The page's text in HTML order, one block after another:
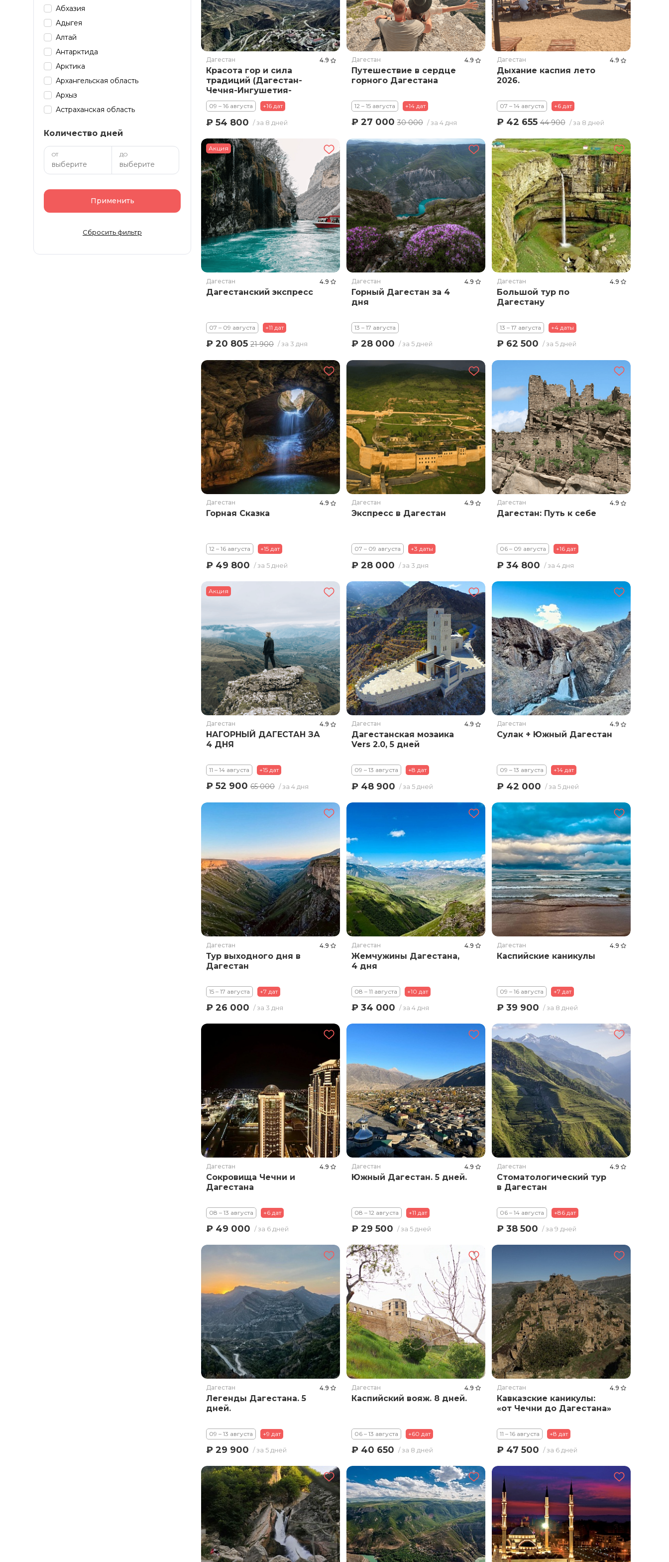
Абхазия
Адыгея
Алтай
Антарктида
Арктика
Архангельская область
Архыз
Астраханская область
Башкирия
Бурятия
Дагестан
Забайкалье
Зарубеж
Иркутская область
Количество дней
ОТ ДО
Применить
Сбросить фильтр
Дагестан 4.9
Красота гор и сила
традиций (Дагестан-
Чечня-Ингушетия-
Осетия) заезды по
воскресеньям
09 – 16 августа +16 дат
₽ 54 800 / за 8 дней
Дагестан 4.9
Путешествие в сердце
горного Дагестана
12 – 15 августа +14 дат
₽ 27 00030 000 / за 4 дня
Дагестан 4.9
Дыхание каспия лето
2026.
07 – 14 августа +6 дат
₽ 42 65544 900 / за 8 дней
Акция
Дагестан 4.9
Дагестанский экспресс
07 – 09 августа +11 дат
₽ 20 805 21 900 / за 3 дня
Дагестан 4.9
Горный Дагестан за 4
дня
13 – 17 августа
₽ 28 000 / за 5 дней
Дагестан 4.9
Большой тур по
Дагестану
13 – 17 августа +4 даты
₽ 62 500 / за 5 дней
Дагестан 4.9
Горная Сказка
12 – 16 августа +15 дат
₽ 49 800 / за 5 дней
Дагестан 4.9
Экспресс в Дагестан
07 – 09 августа +3 даты
₽ 28 000 / за 3 дня
Дагестан 4.9
Дагестан: Путь к себе
06 – 09 августа +16 дат
₽ 34 800 / за 4 дня
Акция
Дагестан 4.9
НАГОРНЫЙ ДАГЕСТАН ЗА
4 ДНЯ
11 – 14 августа +15 дат
₽ 52 900 65 000 / за 4 дня
Дагестан 4.9
Дагестанская мозаика
Vers 2.0, 5 дней
09 – 13 августа +8 дат
₽ 48 900 / за 5 дней
Дагестан 4.9
Сулак + Южный Дагестан
09 – 13 августа +14 дат
₽ 42 000 / за 5 дней
Дагестан 4.9
Тур выходного дня в
Дагестан
15 – 17 августа +7 дат
₽ 26 000 / за 3 дня
Дагестан 4.9
Жемчужины Дагестана,
4 дня
08 – 11 августа +10 дат
₽ 34 000 / за 4 дня
Дагестан 4.9
Каспийские каникулы
09 – 16 августа +7 дат
₽ 39 900 / за 8 дней
Дагестан 4.9
Сокровища Чечни и
Дагестана
08 – 13 августа +6 дат
₽ 49 000 / за 6 дней
Дагестан 4.9
Южный Дагестан. 5 дней.
08 – 12 августа +11 дат
₽ 29 500 / за 5 дней
Дагестан 4.9
Стоматологический тур
в Дагестан
06 – 14 августа +86 дат
₽ 38 500 / за 9 дней
Дагестан 4.9
Легенды Дагестана. 5
дней.
09 – 13 августа +9 дат
₽ 29 900 / за 5 дней
Дагестан 4.9
Каспийский вояж. 8 дней.
06 – 13 августа +60 дат
₽ 40 650 / за 8 дней
Дагестан 4.9
Кавказские каникулы:
«от Чечни до Дагестана»
11 – 16 августа +8 дат
₽ 47 500 / за 6 дней